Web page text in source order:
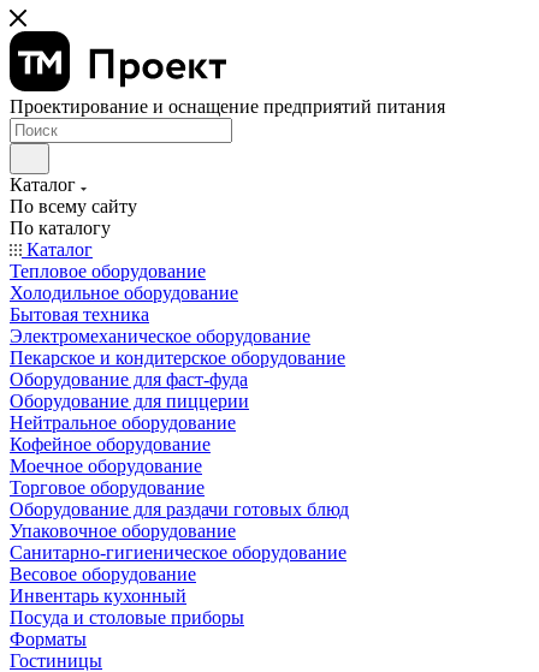
Проектирование и оснащение предприятий питания
Каталог
По всему сайту
По каталогу
Каталог
Тепловое оборудование
Холодильное оборудование
Бытовая техника
Электромеханическое оборудование
Пекарское и кондитерское оборудование
Оборудование для фаст-фуда
Оборудование для пиццерии
Нейтральное оборудование
Кофейное оборудование
Моечное оборудование
Торговое оборудование
Оборудование для раздачи готовых блюд
Упаковочное оборудование
Санитарно-гигиеническое оборудование
Весовое оборудование
Инвентарь кухонный
Посуда и столовые приборы
Форматы
Гостиницы